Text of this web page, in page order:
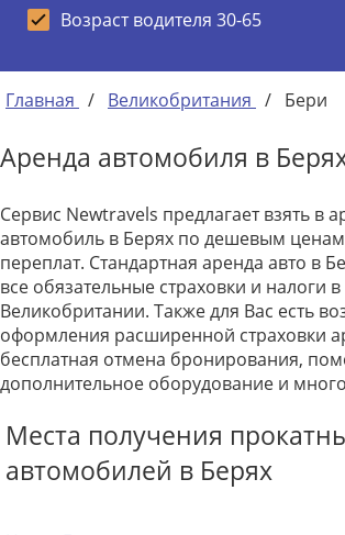
Возраст водителя 30-65
Главная / Великобритания / Бери
Аренда автомобиля в
Сервис Newtravels предлагает взять в
автомобиль в Берях по дешевым
переплат. Стандартная аренда авто в
все обязательные страховки и налоги в
Великобритании. Также для Вас есть
оформления расширенной страховки
бесплатная отмена бронирования,
дополнительное оборудование и
Места получения
автомобилей в Берях